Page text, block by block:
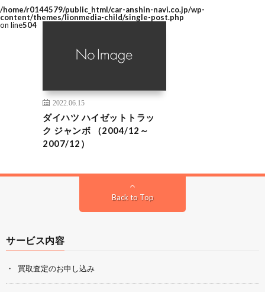
/home/r0144579/public_html/car-anshin-navi.co.jp/wp-
content/themes/lionmedia-child/single-post.php
on line504
2022.06.15
ダイハツ ハイゼットトラッ
ク ジャンボ （2004/12～
2007/12）
Back to Top
サービス内容
買取査定のお申し込み